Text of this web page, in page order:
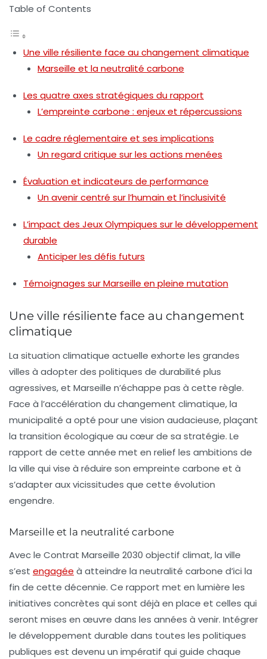
Table of Contents
Une ville résiliente face au changement climatique
Marseille et la neutralité carbone
Les quatre axes stratégiques du rapport
L’empreinte carbone : enjeux et répercussions
Le cadre réglementaire et ses implications
Un regard critique sur les actions menées
Évaluation et indicateurs de performance
Un avenir centré sur l’humain et l’inclusivité
L’impact des Jeux Olympiques sur le développement
durable
Anticiper les défis futurs
Témoignages sur Marseille en pleine mutation
Une ville résiliente face au changement
climatique
La situation climatique actuelle exhorte les grandes
villes à adopter des politiques de durabilité plus
agressives, et Marseille n’échappe pas à cette règle.
Face à l’accélération du changement climatique, la
municipalité a opté pour une vision audacieuse, plaçant
la transition écologique au cœur de sa stratégie. Le
rapport de cette année met en relief les ambitions de
la ville qui vise à réduire son empreinte carbone et à
s’adapter aux vicissitudes que cette évolution
engendre.
Marseille et la neutralité carbone
Avec le Contrat Marseille 2030 objectif climat, la ville
s’est engagée à atteindre la neutralité carbone d’ici la
fin de cette décennie. Ce rapport met en lumière les
initiatives concrètes qui sont déjà en place et celles qui
seront mises en œuvre dans les années à venir. Intégrer
le développement durable dans toutes les politiques
publiques est devenu un impératif qui guide chaque